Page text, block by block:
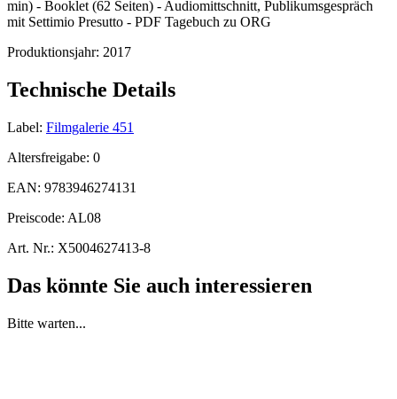
min) - Booklet (62 Seiten) - Audiomittschnitt, Publikumsgespräch
mit Settimio Presutto - PDF Tagebuch zu ORG
Produktionsjahr: 2017
Technische Details
Label: Filmgalerie 451
Altersfreigabe: 0
EAN: 9783946274131
Preiscode: AL08
Art. Nr.: X5004627413-8
Das könnte Sie auch interessieren
Bitte warten...